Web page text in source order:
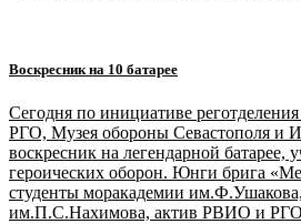
Воскресник на 10 батарее
Сегодня по инициативе
РГО, Музея обороны Севастополя и
воскресник на легендарной батарее,
героических оборон. Юнги брига
студенты моракадемии
им.П.С.Нахимова, актив РВИО и РГО,